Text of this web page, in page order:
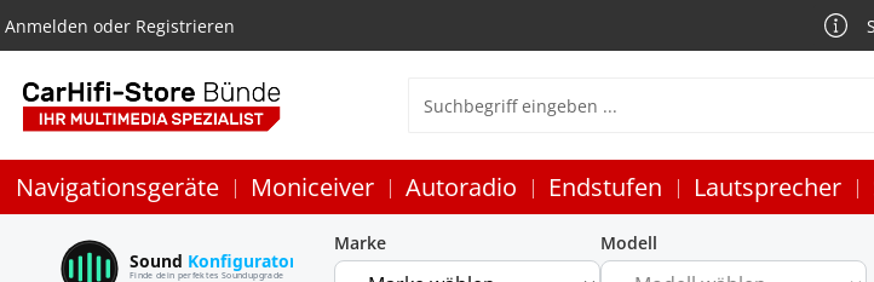
Anmelden oder Registrieren
Navigationsgeräte Moniceiver Autoradio Endstufen Lautsprecher
Sound Konfigurator
Finde dein perfektes Soundupgrade
Marke Modell